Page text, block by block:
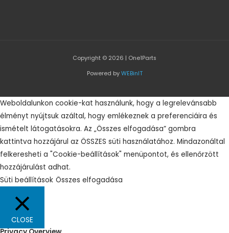
Copyright © 2026 | One1Parts
Powered by WEBinIT
Weboldalunkon cookie-kat használunk, hogy a legrelevánsabb
élményt nyújtsuk azáltal, hogy emlékeznek a preferenciáira és
ismételt látogatásokra. Az „Összes elfogadása” gombra
kattintva hozzájárul az ÖSSZES süti használatához. Mindazonáltal
felkeresheti a "Cookie-beállítások" menüpontot, és ellenőrzött
hozzájárulást adhat.
Süti beállítások Összes elfogadása
CLOSE